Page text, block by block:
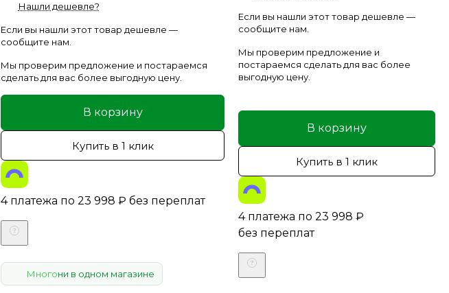
Нашли дешевле?
Если вы нашли этот товар дешевле —
сообщите нам.
Мы проверим предложение и постараемся
сделать для вас более выгодную цену.
В корзину
Купить в 1 клик
4 платежа по 23 998 ₽ без переплат
Многони в одном магазине
Если вы нашли этот товар дешевле —
сообщите нам.
Мы проверим предложение и
постараемся сделать для вас более
выгодную цену.
В корзину
Купить в 1 клик
4 платежа по23 998₽
без переплат